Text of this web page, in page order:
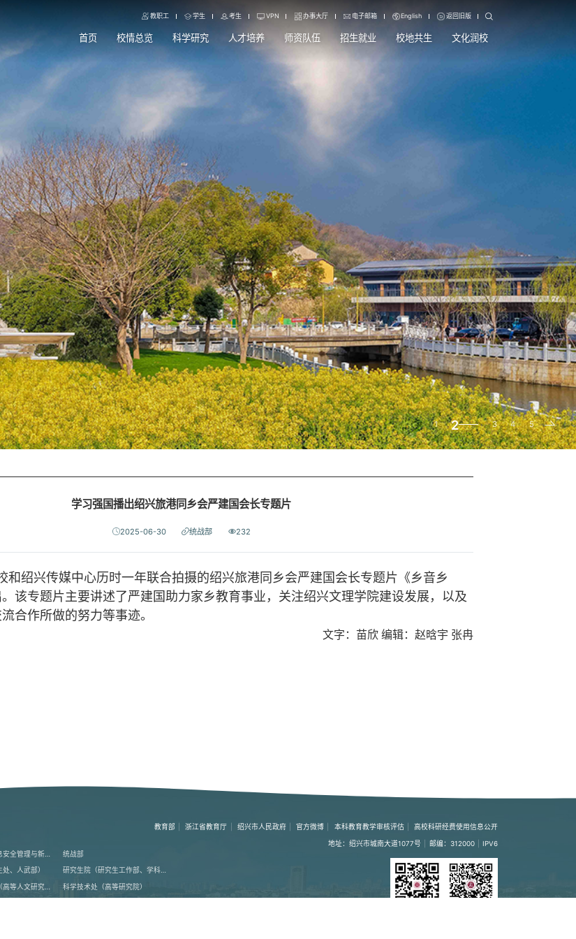
教职工 学生 考生 VPN 办事大厅 电子邮箱 English 返回旧版
首页 校情总览 科学研究 人才培养 师资队伍 招生就业 校地共生 文化润校
1 2 3 4 5
学习强国播出绍兴旅港同乡会严建国会长专题片
2025-06-30 统战部 232
和绍兴传媒中心历时一年联合拍摄的绍兴旅港同乡会严建国会长专题片《乡音乡
该专题片主要讲述了严建国助力家乡教育事业，关注绍兴文理学院建设发展，以及
合作所做的努力等事迹。
文字：苗欣 编辑：赵晗宇 张冉
宣传部（网络信息安全管理与新闻中心） 统战部
、人武部） 研究生院（研究生工作部、学科建设办公室）
科学技术处（高等研究院）
教育部 浙江省教育厅 绍兴市人民政府 官方微博 本科教育教学审核评估 高校科研经费使用信息公开
地址：绍兴市城南大道1077号 邮编：312000 IPV6